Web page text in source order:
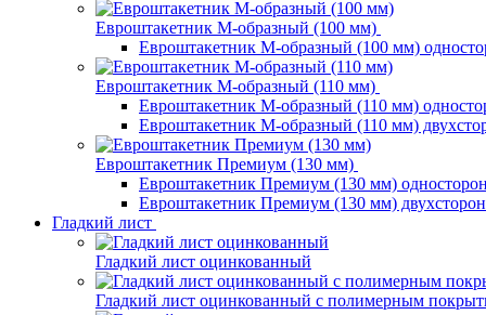
Евроштакетник М-образный (100 мм)
Евроштакетник М-образный (100 мм)
Евроштакетник М-образный (110 мм)
Евроштакетник М-образный (110 мм)
Евроштакетник М-образный (110 мм)
Евроштакетник Премиум (130 мм)
Евроштакетник Премиум (130 мм)
Евроштакетник Премиум (130 мм)
Гладкий лист
Гладкий лист оцинкованный
Гладкий лист оцинкованный с полимерным